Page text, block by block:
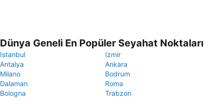
Dünya Geneli En Popüler Seyahat Noktaları
Istanbul
Izmir
Antalya
Ankara
Milano
Bodrum
Dalaman
Roma
Bologna
Trabzon